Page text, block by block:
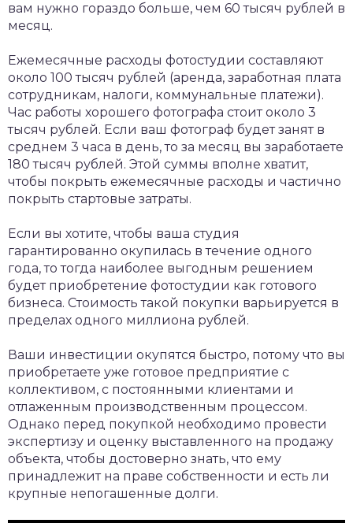
вам нужно гораздо больше, чем 60 тысяч рублей в
месяц.
Ежемесячные расходы фотостудии составляют
около 100 тысяч рублей (аренда, заработная плата
сотрудникам, налоги, коммунальные платежи).
Час работы хорошего фотографа стоит около 3
тысяч рублей. Если ваш фотограф будет занят в
среднем 3 часа в день, то за месяц вы заработаете
180 тысяч рублей. Этой суммы вполне хватит,
чтобы покрыть ежемесячные расходы и частично
покрыть стартовые затраты.
Если вы хотите, чтобы ваша студия
гарантированно окупилась в течение одного
года, то тогда наиболее выгодным решением
будет приобретение фотостудии как готового
бизнеса. Стоимость такой покупки варьируется в
пределах одного миллиона рублей.
Ваши инвестиции окупятся быстро, потому что вы
приобретаете уже готовое предприятие с
коллективом, с постоянными клиентами и
отлаженным производственным процессом.
Однако перед покупкой необходимо провести
экспертизу и оценку выставленного на продажу
объекта, чтобы достоверно знать, что ему
принадлежит на праве собственности и есть ли
крупные непогашенные долги.